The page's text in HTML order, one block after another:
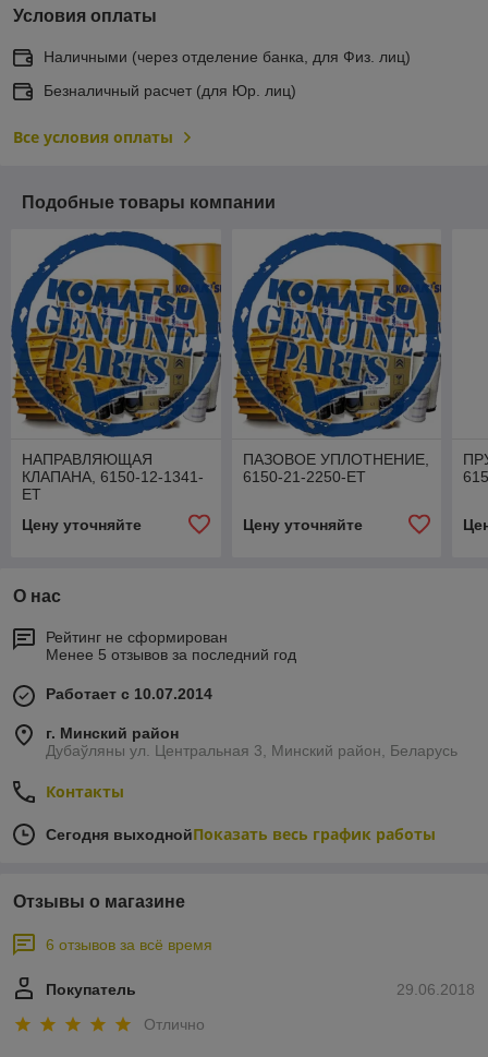
Условия оплаты
Наличными (через отделение банка, для Физ. лиц)
Безналичный расчет (для Юр. лиц)
Все условия оплаты
Подобные товары компании
НАПРАВЛЯЮЩАЯ
КЛАПАНА, 6150-12-1341-
ET
Цену уточняйте
ПАЗОВОЕ УПЛОТНЕНИЕ,
6150-21-2250-ET
Цену уточняйте
О нас
Рейтинг не сформирован
Менее 5 отзывов за последний год
Работает с 10.07.2014
г. Минский район
Дубаўляны ул. Центральная 3, Минский район, Беларусь
Контакты
Сегодня выходнойПоказать весь график работы
Отзывы о магазине
6 отзывов за всё время
29.06.2018
Покупатель
Отлично